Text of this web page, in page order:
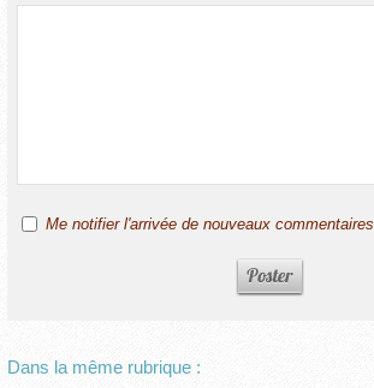
Me notifier l'arrivée de nouveaux commentaires
Dans la même rubrique :